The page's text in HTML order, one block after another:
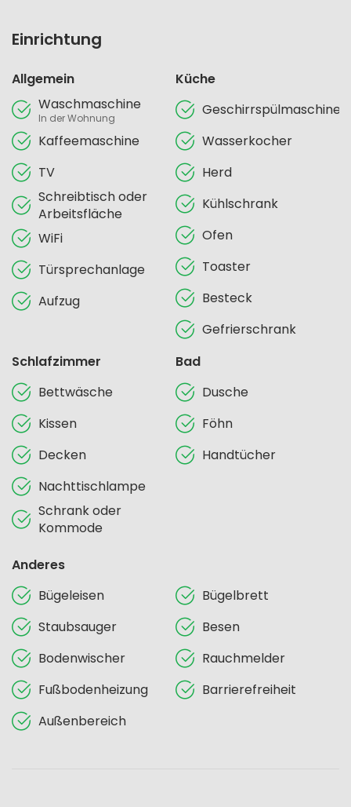
Einrichtung
Allgemein
Waschmaschine
In der Wohnung
Kaffeemaschine
TV
Schreibtisch oder
Arbeitsfläche
WiFi
Türsprechanlage
Aufzug
Küche
Geschirrspülmaschine
Wasserkocher
Herd
Kühlschrank
Ofen
Toaster
Besteck
Gefrierschrank
Schlafzimmer
Bettwäsche
Kissen
Decken
Nachttischlampe
Schrank oder
Kommode
Bad
Dusche
Föhn
Handtücher
Anderes
Bügeleisen
Bügelbrett
Staubsauger
Besen
Bodenwischer
Rauchmelder
Fußbodenheizung
Barrierefreiheit
Außenbereich